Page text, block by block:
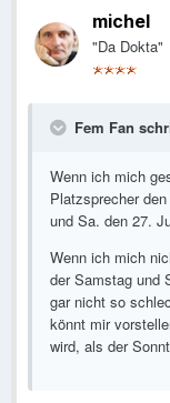
michel
"Da Dokta"
Fem Fan
Wenn ich mich
Platzsprecher
und Sa. den 27.
Wenn ich mich
der Samstag und
gar nicht so
könnt mir
wird, als der